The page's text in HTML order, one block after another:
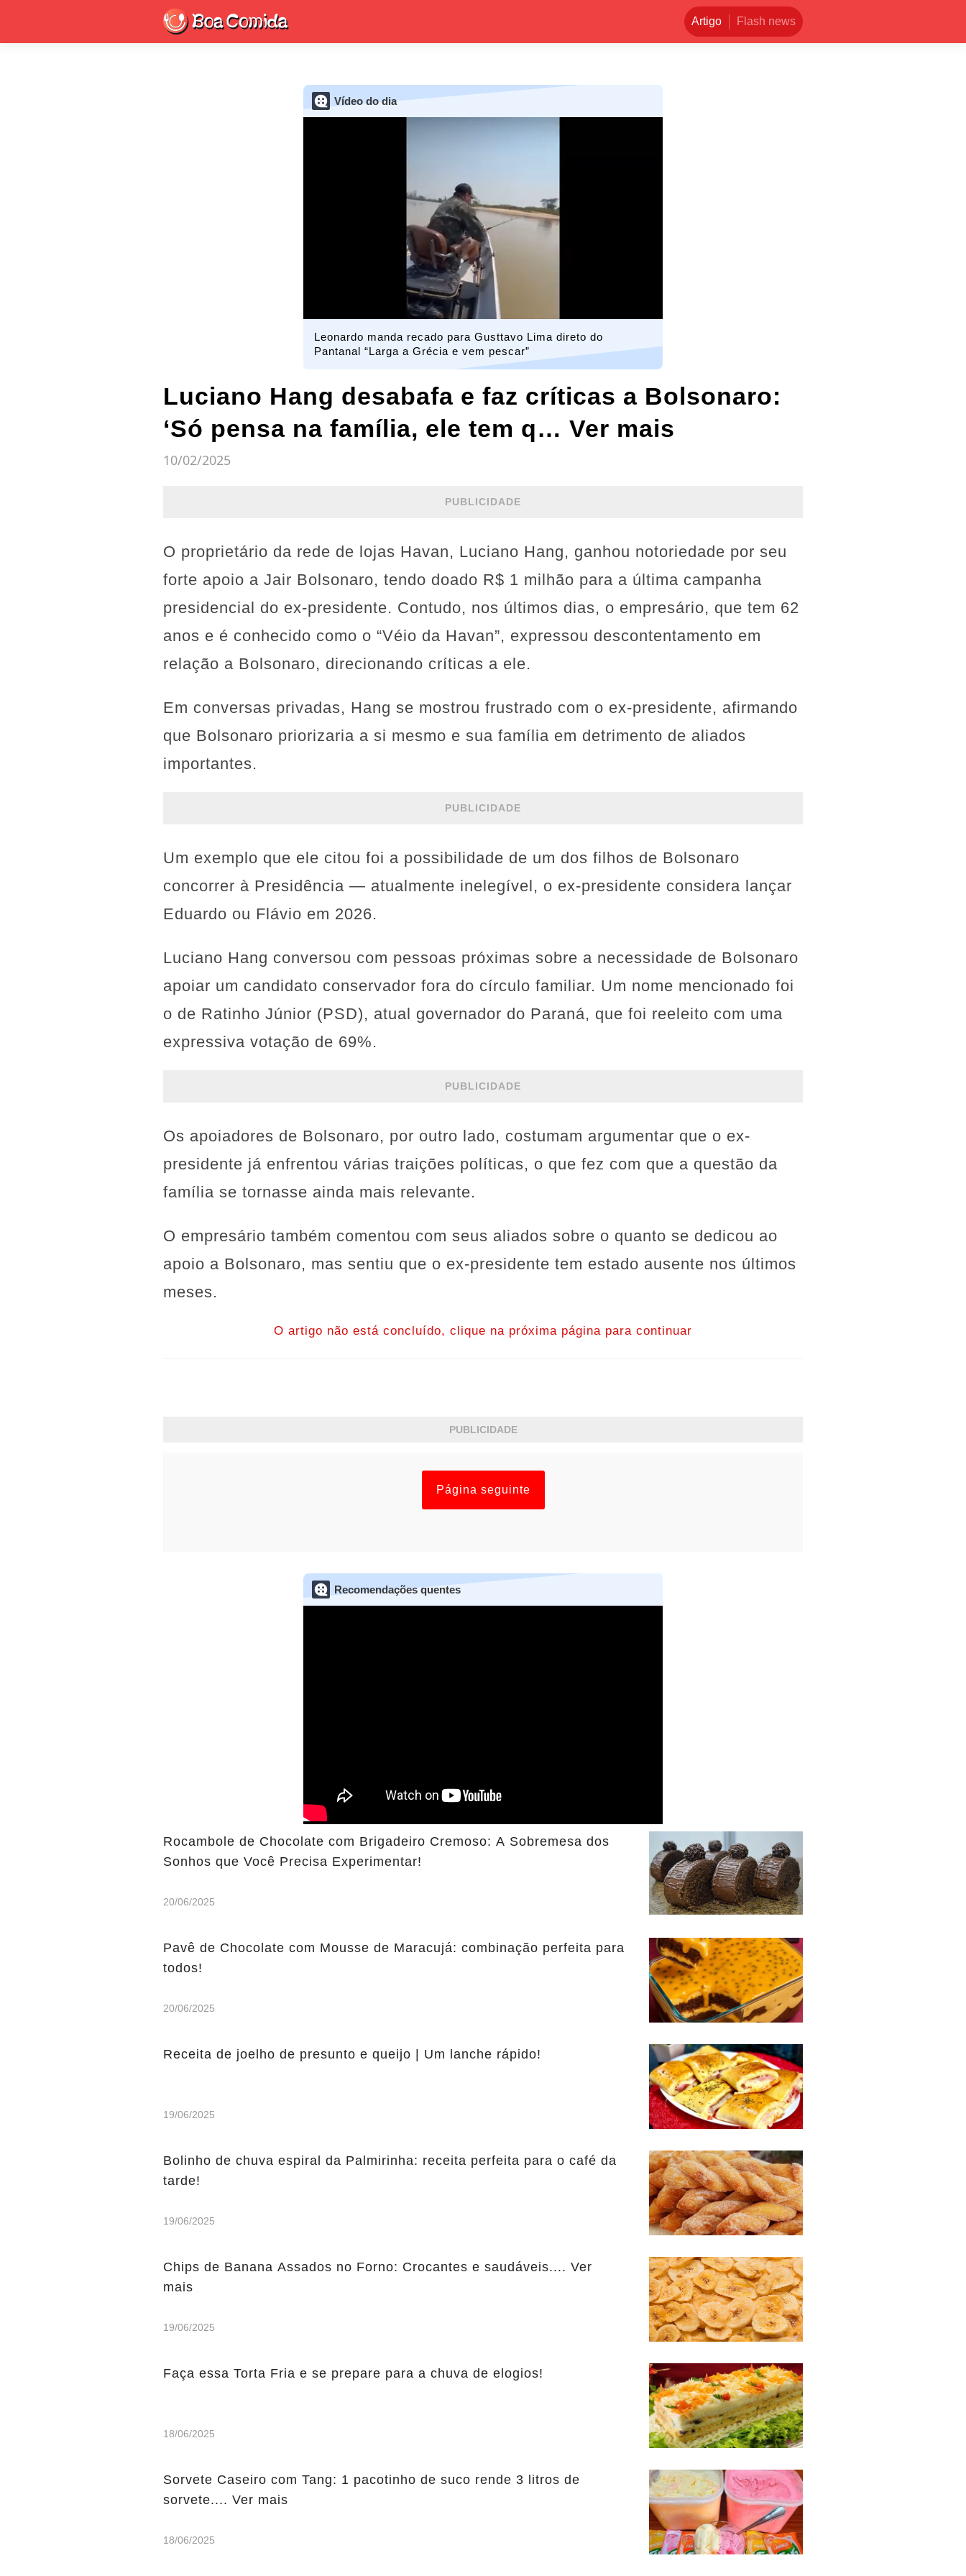
Artigo Flash news
Vídeo do dia
Leonardo manda recado para Gusttavo Lima direto do
Pantanal “Larga a Grécia e vem pescar”
Luciano Hang desabafa e faz críticas a Bolsonaro:
‘Só pensa na família, ele tem q… Ver mais
10/02/2025
PUBLICIDADE
O proprietário da rede de lojas Havan, Luciano Hang, ganhou notoriedade por seu
forte apoio a Jair Bolsonaro, tendo doado R$ 1 milhão para a última campanha
presidencial do ex-presidente. Contudo, nos últimos dias, o empresário, que tem 62
anos e é conhecido como o “Véio da Havan”, expressou descontentamento em
relação a Bolsonaro, direcionando críticas a ele.
Em conversas privadas, Hang se mostrou frustrado com o ex-presidente, afirmando
que Bolsonaro priorizaria a si mesmo e sua família em detrimento de aliados
importantes.
PUBLICIDADE
Um exemplo que ele citou foi a possibilidade de um dos filhos de Bolsonaro
concorrer à Presidência — atualmente inelegível, o ex-presidente considera lançar
Eduardo ou Flávio em 2026.
Luciano Hang conversou com pessoas próximas sobre a necessidade de Bolsonaro
apoiar um candidato conservador fora do círculo familiar. Um nome mencionado foi
o de Ratinho Júnior (PSD), atual governador do Paraná, que foi reeleito com uma
expressiva votação de 69%.
PUBLICIDADE
Os apoiadores de Bolsonaro, por outro lado, costumam argumentar que o ex-
presidente já enfrentou várias traições políticas, o que fez com que a questão da
família se tornasse ainda mais relevante.
O empresário também comentou com seus aliados sobre o quanto se dedicou ao
apoio a Bolsonaro, mas sentiu que o ex-presidente tem estado ausente nos últimos
meses.
O artigo não está concluído, clique na próxima página para continuar
PUBLICIDADE
Página seguinte
Recomendações quentes
Rocambole de Chocolate com Brigadeiro Cremoso: A Sobremesa dos
Sonhos que Você Precisa Experimentar!
20/06/2025
Pavê de Chocolate com Mousse de Maracujá: combinação perfeita para
todos!
20/06/2025
Receita de joelho de presunto e queijo | Um lanche rápido!
19/06/2025
Bolinho de chuva espiral da Palmirinha: receita perfeita para o café da
tarde!
19/06/2025
Chips de Banana Assados no Forno: Crocantes e saudáveis.... Ver
mais
19/06/2025
Faça essa Torta Fria e se prepare para a chuva de elogios!
18/06/2025
Sorvete Caseiro com Tang: 1 pacotinho de suco rende 3 litros de
sorvete.... Ver mais
18/06/2025